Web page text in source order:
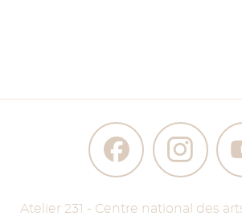
Atelier 231 - Centre national des